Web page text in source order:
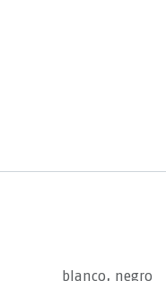
blanco, negro